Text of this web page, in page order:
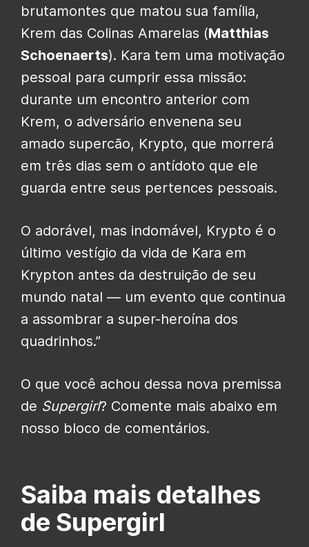
brutamontes que matou sua família,
Krem das Colinas Amarelas (Matthias
Schoenaerts). Kara tem uma motivação
pessoal para cumprir essa missão:
durante um encontro anterior com
Krem, o adversário envenena seu
amado supercão, Krypto, que morrerá
em três dias sem o antídoto que ele
guarda entre seus pertences pessoais.
O adorável, mas indomável, Krypto é o
último vestígio da vida de Kara em
Krypton antes da destruição de seu
mundo natal — um evento que continua
a assombrar a super-heroína dos
quadrinhos.”
O que você achou dessa nova premissa
de Supergirl? Comente mais abaixo em
nosso bloco de comentários.
Saiba mais detalhes
de Supergirl